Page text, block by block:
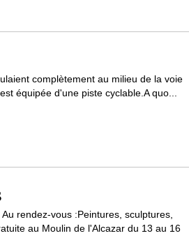
complètement au milieu de la voie
équipée d'une piste cyclable.A quo...
rendez-vous :Peintures, sculptures,
au Moulin de l'Alcazar du 13 au 16